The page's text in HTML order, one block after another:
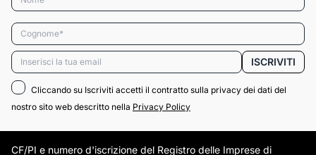
Cognome*
Email* ISCRIVITI
Cliccando su Iscriviti accetti il contratto sulla privacy dei dati del
nostro sito web descritto nella Privacy Policy
CF/PI e numero d'iscrizione del Registro delle Imprese di